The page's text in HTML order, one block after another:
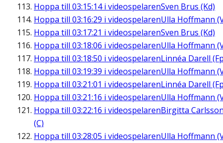
Hoppa till 03:15:14i videospelarenSven Brus (Kd)
Hoppa till 03:16:29 i videospelarenUlla Hoffmann
Hoppa till 03:17:21 i videospelarenSven Brus (Kd)
Hoppa till 03:18:06 i videospelarenUlla Hoffmann
Hoppa till 03:18:50 i videospelarenLinnéa Darell
Hoppa till 03:19:39 i videospelarenUlla Hoffmann
Hoppa till 03:21:01 i videospelarenLinnéa Darell
Hoppa till 03:21:16 i videospelarenUlla Hoffmann
Hoppa till 03:22:16 i videospelarenBirgitta
(C)
Hoppa till 03:28:05 i videospelarenUlla Hoffmann